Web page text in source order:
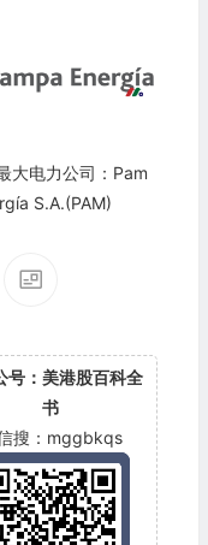
大电力公司：Pam
S.A.(PAM)
号：美港股百科全
书
搜：mggbkqs